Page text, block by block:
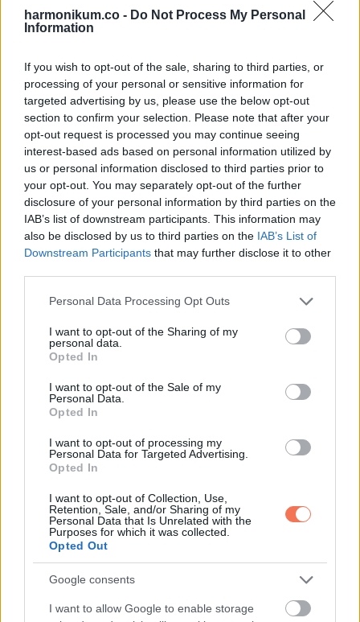
harmonikum.co - Do Not Process My Personal
Information
If you wish to opt-out of the sale, sharing to third parties, or
processing of your personal or sensitive information for
targeted advertising by us, please use the below opt-out
section to confirm your selection. Please note that after your
opt-out request is processed you may continue seeing
interest-based ads based on personal information utilized by
us or personal information disclosed to third parties prior to
your opt-out. You may separately opt-out of the further
disclosure of your personal information by third parties on the
IAB’s list of downstream participants. This information may
also be disclosed by us to third parties on the IAB’s List of
Downstream Participants that may further disclose it to other
Please note that this website/app uses one or more Google
not limited to your visit or usage behaviour. You may click to
grant or deny consent to Google and its third-party tags to
use your data for below specified purposes in below Google
consent section.
Personal Data Processing Opt Outs
I want to opt-out of the Sharing of my
personal data.
Opted In
I want to opt-out of the Sale of my
Personal Data.
Opted In
I want to opt-out of processing my
Personal Data for Targeted Advertising.
Opted In
I want to opt-out of Collection, Use,
Retention, Sale, and/or Sharing of my
Personal Data that Is Unrelated with the
Purposes for which it was collected.
Opted Out
Google consents
I want to allow Google to enable storage
A vicc célja a szórakoztatás, nincs szándékunkban senkit
sem megbántani!
Forrás:tudnodkell.info
Oszd meg ezt a posztot:
WhatsappRedditShare
via
Email
VICC: a nős férfit kérleli a barátnője
KÖVETKEZŐ POSZT
További bejegyzések